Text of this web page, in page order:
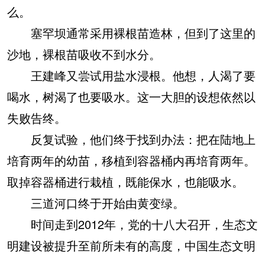
么。
塞罕坝通常采用裸根苗造林，但到了这里的
沙地，裸根苗吸收不到水分。
王建峰又尝试用盐水浸根。他想，人渴了要
喝水，树渴了也要吸水。这一大胆的设想依然以
失败告终。
反复试验，他们终于找到办法：把在陆地上
培育两年的幼苗，移植到容器桶内再培育两年。
取掉容器桶进行栽植，既能保水，也能吸水。
三道河口终于开始由黄变绿。
时间走到2012年，党的十八大召开，生态文
明建设被提升至前所未有的高度，中国生态文明